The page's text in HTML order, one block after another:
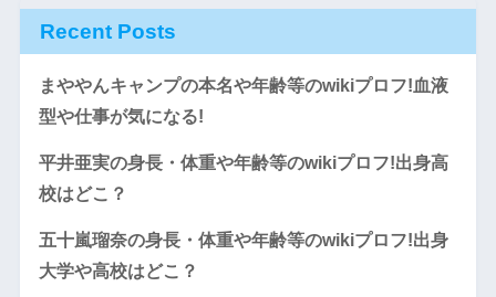
Recent Posts
まややんキャンプの本名や年齢等のwikiプロフ!血液
型や仕事が気になる!
平井亜実の身長・体重や年齢等のwikiプロフ!出身高
校はどこ？
五十嵐瑠奈の身長・体重や年齢等のwikiプロフ!出身
大学や高校はどこ？